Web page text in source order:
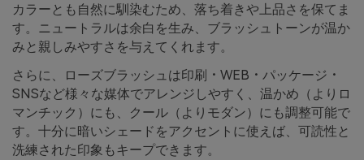
カラーとも自然に馴染むため、落ち着きや上品さを保てま
す。ニュートラルは余白を生み、ブラッシュトーンが温か
みと親しみやすさを与えてくれます。
さらに、ローズブラッシュは印刷・WEB・パッケージ・
SNSなど様々な媒体でアレンジしやすく、温かめ（よりロ
マンチック）にも、クール（よりモダン）にも調整可能で
す。十分に暗いシェードをアクセントに使えば、可読性と
洗練された印象もキープできます。